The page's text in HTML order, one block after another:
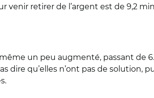
retirer de l’argent est de 9,2
un peu augmenté, passant de
dire qu’elles n’ont pas de solution,